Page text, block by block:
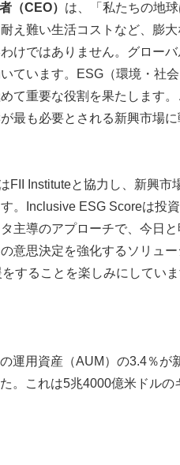
（CEO） は、「私たちの地
え難い生活コストなど、膨
けではありません。グロー
ています。ESG（環境・社
て重要な役割を果たします
最も必要とされる新興市場
FII Instituteと協力し、新興市
。Inclusive ESG Scoreは投
主導のアプローチで、今日
意思決定を強化するソリュ
することを楽しみにしていま
運用資産（AUM）の3.4％が
。これは5兆4000億米ドル